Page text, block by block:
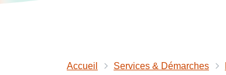
Accueil Services & Démarches